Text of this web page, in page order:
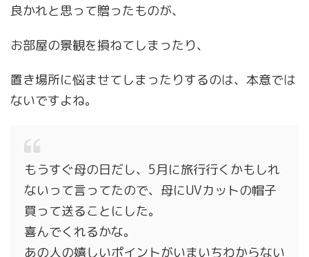
良かれと思って贈ったものが、
お部屋の景観を損ねてしまったり、
置き場所に悩ませてしまったりするのは、本意では
ないですよね。
もうすぐ母の日だし、5月に旅行行くかもしれ
ないって言ってたので、母にUVカットの帽子
買って送ることにした。
喜んでくれるかな。
あの人の嬉しいポイントがいまいちわからない